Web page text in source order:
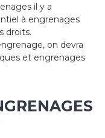
il y a
à engrenages
droits.
on devra
et engrenages